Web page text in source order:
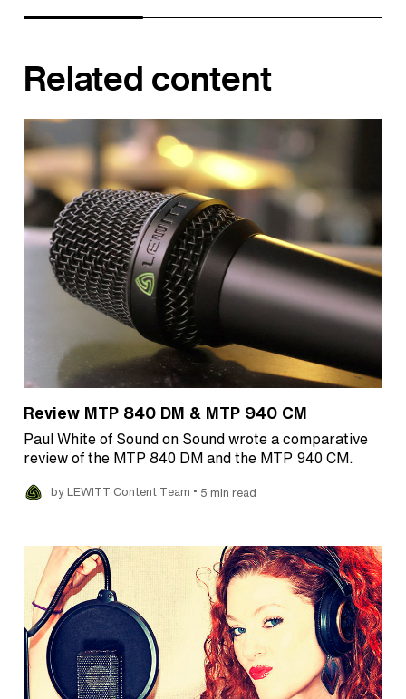
Related content
Review MTP 840 DM & MTP 940 CM
Paul White of Sound on Sound wrote a comparative
review of the MTP 840 DM and the MTP 940 CM.
by LEWITT Content Team • 5 min read